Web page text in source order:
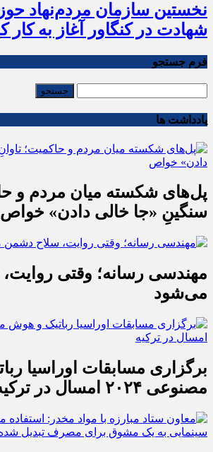
نخستین سازمان مردم‌نهاد
شهادت در کنگاور آغاز به کار
فرم جستجو
یادداشت ها
پل‌های شکسته میان مردم و
سنگینِ «جا خالی دادن» خواص
مهندسی رسانه؛ وقتی
می‌شود
برگزاری مسابقات اوراسیا
مصنوعی ۲۰۲۴ امسال در ترکیه